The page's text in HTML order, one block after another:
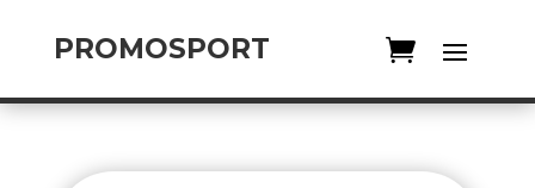
PROMOSPORT